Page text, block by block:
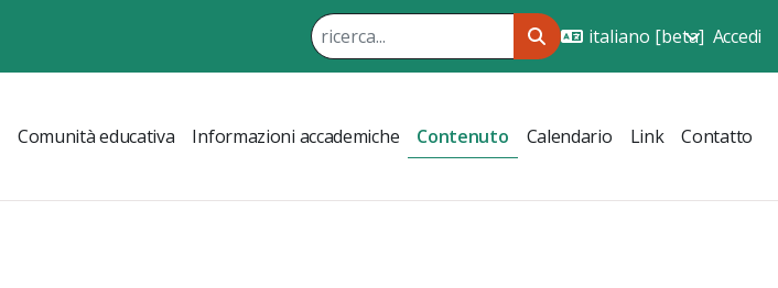
Accedi
Comunità educativa Informazioni accademiche Contenuto Calendario Link Contatto